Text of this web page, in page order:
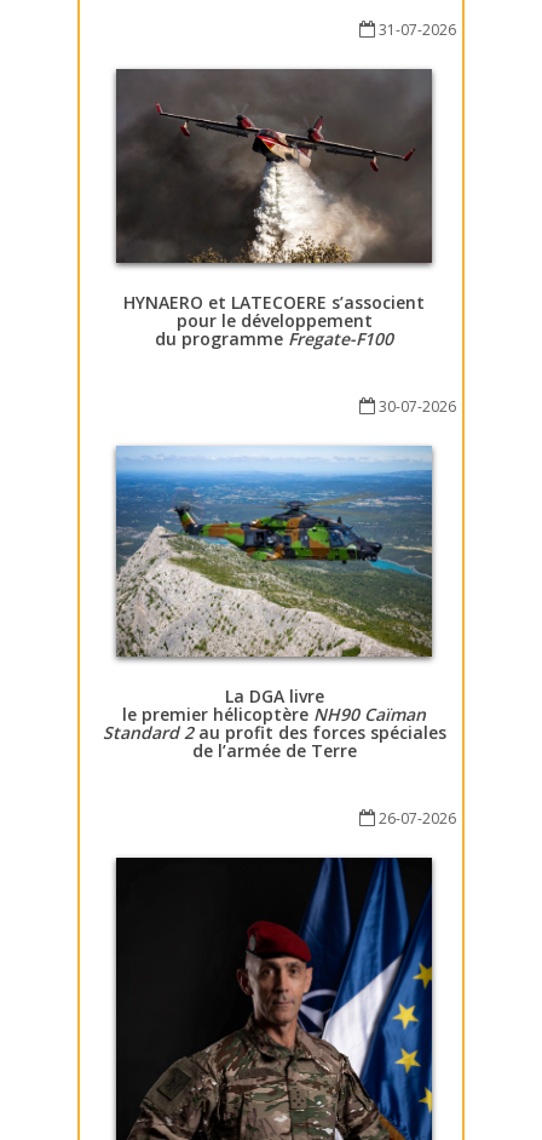
31-07-2026
HYNAERO et LATECOERE s’associent
pour le développement
du programme Fregate-F100
30-07-2026
La DGA livre
le premier hélicoptère NH90 Caïman
Standard 2au profit des forces spéciales
de l’armée de Terre
26-07-2026